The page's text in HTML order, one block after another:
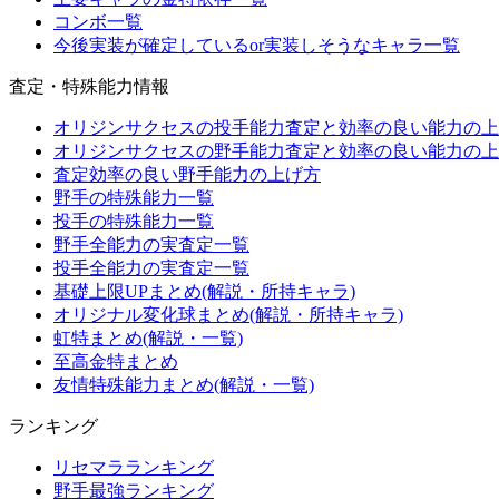
コンボ一覧
今後実装が確定しているor実装しそうなキャラ一覧
査定・特殊能力情報
オリジンサクセスの投手能力査定と効率の良い能力の
オリジンサクセスの野手能力査定と効率の良い能力の
査定効率の良い野手能力の上げ方
野手の特殊能力一覧
投手の特殊能力一覧
野手全能力の実査定一覧
投手全能力の実査定一覧
基礎上限UPまとめ(解説・所持キャラ)
オリジナル変化球まとめ(解説・所持キャラ)
虹特まとめ(解説・一覧)
至高金特まとめ
友情特殊能力まとめ(解説・一覧)
ランキング
リセマラランキング
野手最強ランキング